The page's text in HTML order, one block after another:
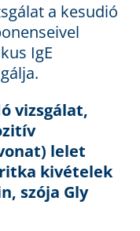
a kesudió
IgE
vizsgálat,
lelet
kivételek
szója Gly